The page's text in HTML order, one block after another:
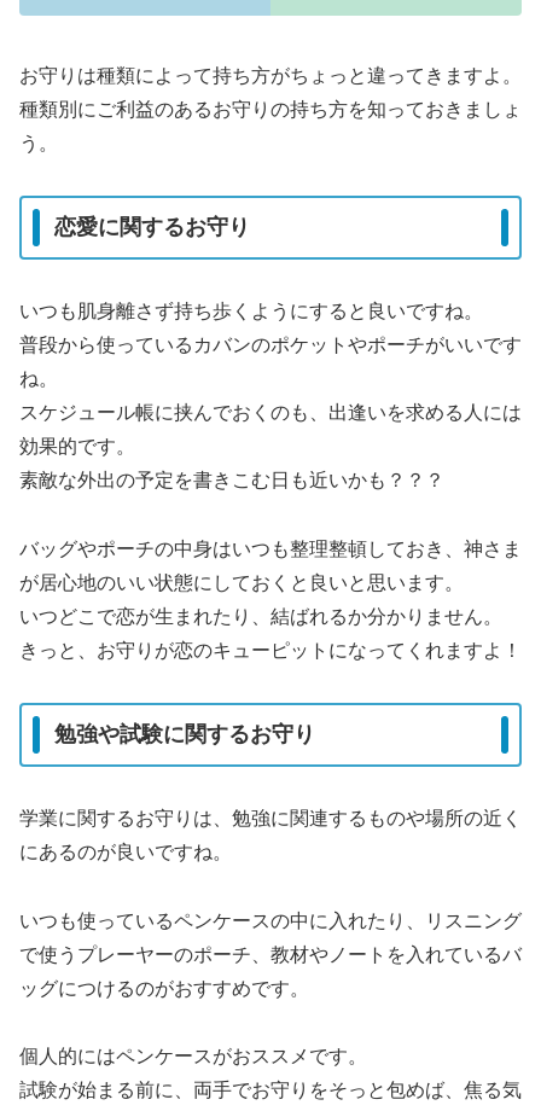
お守りは種類によって持ち方がちょっと違ってきますよ。
種類別にご利益のあるお守りの持ち方を知っておきましょ
う。
恋愛に関するお守り
いつも肌身離さず持ち歩くようにすると良いですね。
普段から使っているカバンのポケットやポーチがいいです
ね。
スケジュール帳に挟んでおくのも、出逢いを求める人には
効果的です。
素敵な外出の予定を書きこむ日も近いかも？？？
バッグやポーチの中身はいつも整理整頓しておき、神さま
が居心地のいい状態にしておくと良いと思います。
いつどこで恋が生まれたり、結ばれるか分かりません。
きっと、お守りが恋のキューピットになってくれますよ！
勉強や試験に関するお守り
学業に関するお守りは、勉強に関連するものや場所の近く
にあるのが良いですね。
いつも使っているペンケースの中に入れたり、リスニング
で使うプレーヤーのポーチ、教材やノートを入れているバ
ッグにつけるのがおすすめです。
個人的にはペンケースがおススメです。
試験が始まる前に、両手でお守りをそっと包めば、焦る気